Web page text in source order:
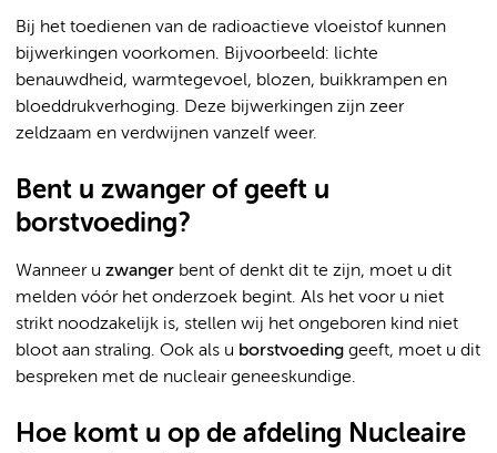
Bij het toedienen van de radioactieve vloeistof kunnen
bijwerkingen voorkomen. Bijvoorbeeld: lichte
benauwdheid, warmtegevoel, blozen, buikkrampen en
bloeddrukverhoging. Deze bijwerkingen zijn zeer
zeldzaam en verdwijnen vanzelf weer.
Bent u zwanger of geeft u
borstvoeding?
Wanneer u zwanger bent of denkt dit te zijn, moet u dit
melden vóór het onderzoek begint. Als het voor u niet
strikt noodzakelijk is, stellen wij het ongeboren kind niet
bloot aan straling. Ook als u borstvoeding geeft, moet u dit
bespreken met de nucleair geneeskundige.
Hoe komt u op de afdeling Nucleaire